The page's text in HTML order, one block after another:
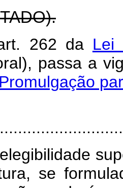
262 da Lei
passa a
Promulgação
se